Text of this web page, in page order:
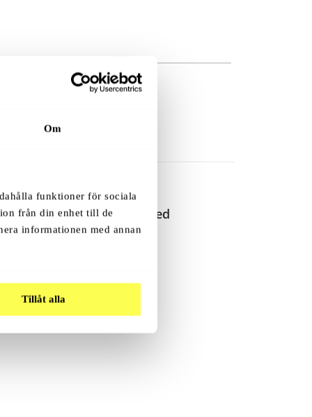
Om
funktioner för sociala
från din enhet till de
informationen med annan
Tillåt alla
Lögndetektor Med
Elchock